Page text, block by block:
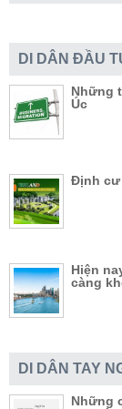
DI DÂN ĐẦU
Những
Úc
Định cư
Hiện
càng
DI DÂN TAY
Những